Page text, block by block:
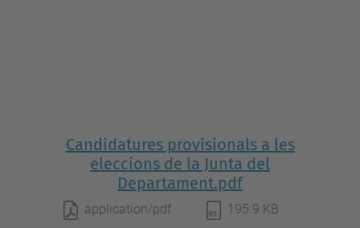
Candidatures provisionals a les
eleccions de la Junta del
Departament.pdf
application/pdf 195.9 KB